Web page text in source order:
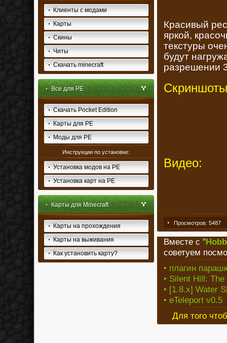
Клиенты с модами
Карты
Скины
Читы
Скачать minecraft
Все для PE
Скачать Pocket Edition
Карты для PE
Моды для PE
Инструкции по установке:
Установка модов на PE
Установка карт на PE
Карты для Minecraft
Карты на прохождения
Карты на выживания
Как установить карту?
Красивый
яркой,
текстуры
будут
разрешении
Видео:
Просмотров: 5487
Вместе с "
советуем
• плагин
• Silent Hill:
• [1.8.x] Water
• eTeleport v0.5
Для того